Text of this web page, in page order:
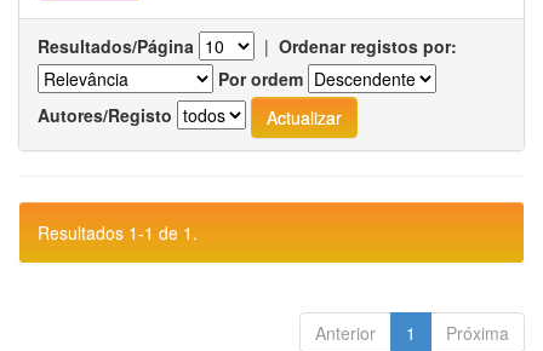
Resultados/Página | Ordenar registos por:
Por ordem
Autores/Registo
Resultados 1-1 de 1.
Anterior 1 Próxima